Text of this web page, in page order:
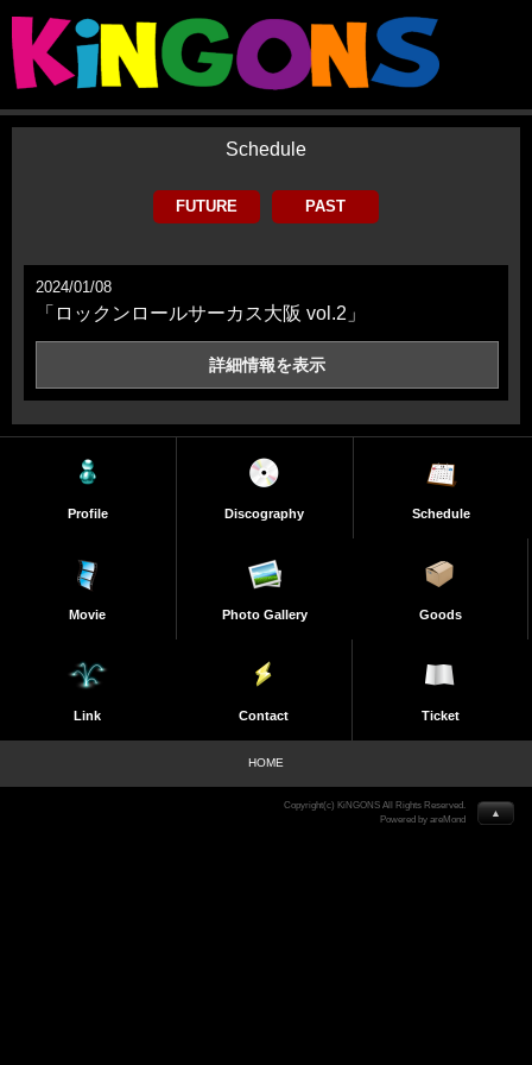
Schedule
FUTURE PAST
2024/01/08
「ロックンロールサーカス大阪 vol.2」
詳細情報を表示
Profile Discography Schedule
Movie Photo Gallery Goods
Link Contact Ticket
HOME
▲
Copyright(c) KiNGONS All Rights Reserved.
Powered by areMond